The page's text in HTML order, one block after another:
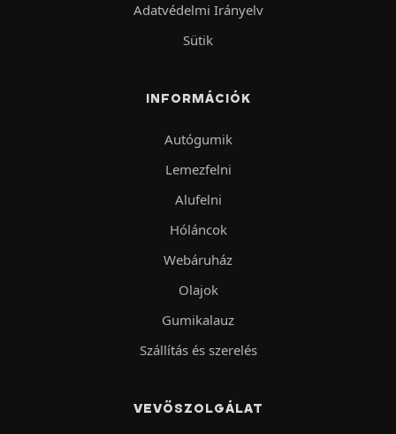
Adatvédelmi Irányelv
Sütik
INFORMÁCIÓK
Autógumik
Lemezfelni
Alufelni
Hóláncok
Webáruház
Olajok
Gumikalauz
Szállítás és szerelés
VEVŐSZOLGÁLAT